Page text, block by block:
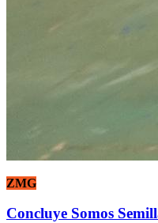
ZMG
Concluye Somos